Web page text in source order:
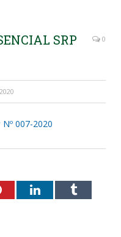
SRP
0
Nº 007-2020
PinterestLinkedInTumblr